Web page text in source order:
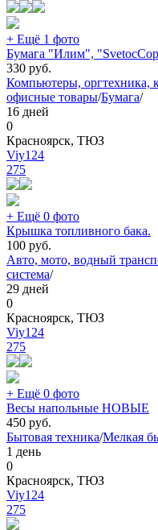
+ Ещё 1 фото
Бумага "Илим",
330 руб.
Компьютеры, оргтехника,
офисные товары/Бумага/
16 дней
0
Красноярск, ТЮЗ
Viy124
275
+ Ещё 0 фото
Крышка топливного бака.
100 руб.
Авто, мото, водный
система/
29 дней
0
Красноярск, ТЮЗ
Viy124
275
+ Ещё 0 фото
Весы напольные НОВЫЕ
450 руб.
Бытовая техника/Мелкая
1 день
0
Красноярск, ТЮЗ
Viy124
275